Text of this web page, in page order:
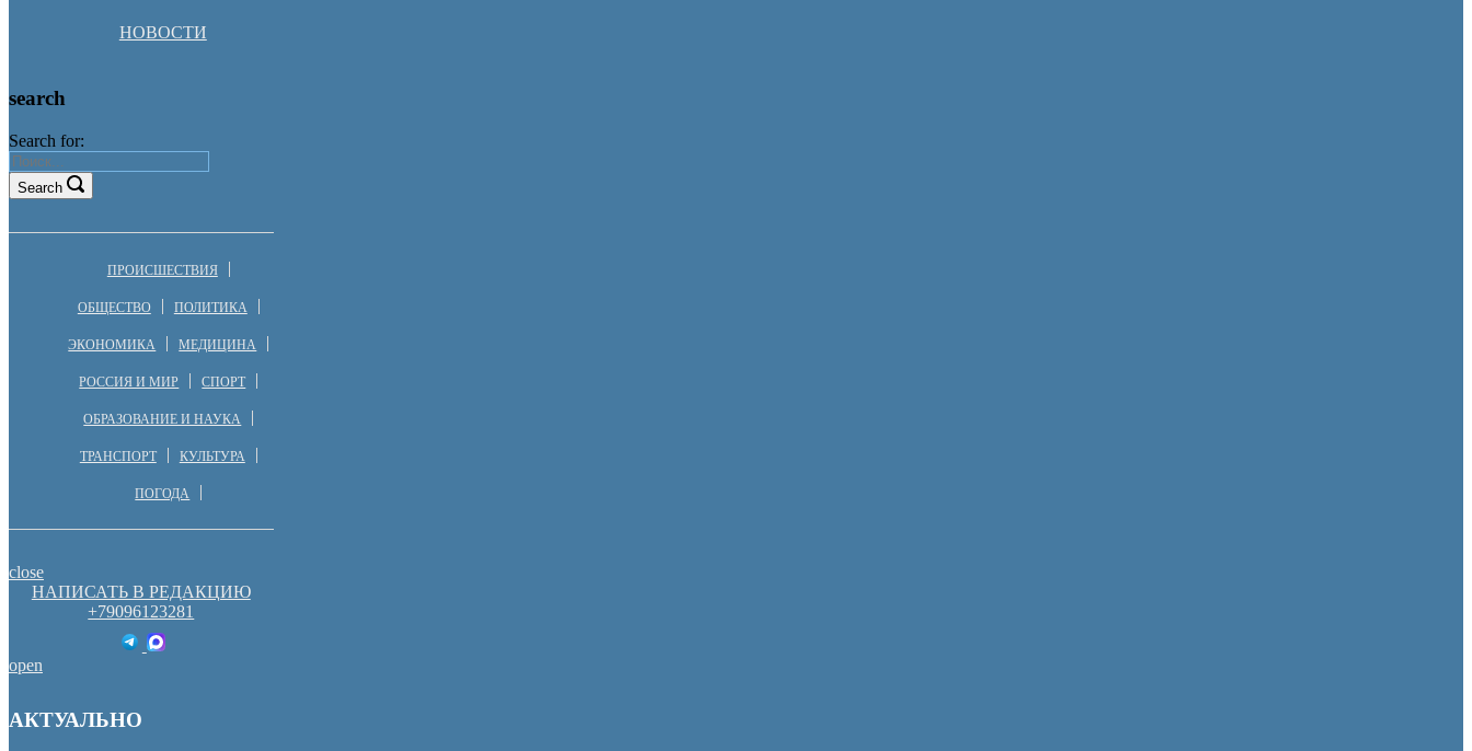
НОВОСТИ
search
Search for:
Search
ПРОИСШЕСТВИЯ
ОБЩЕСТВО ПОЛИТИКА
ЭКОНОМИКА МЕДИЦИНА
РОССИЯ И МИР СПОРТ
ОБРАЗОВАНИЕ И НАУКА
ТРАНСПОРТ КУЛЬТУРА
ПОГОДА
close
НАПИСАТЬ В РЕДАКЦИЮ
+79096123281
open
АКТУАЛЬНО